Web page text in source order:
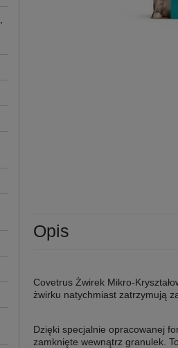
Opis
Covetrus Żwirek Mikro-
żwirku natychmiast zatrzymują
Dzięki specjalnie opracowanej
zamknięte wewnątrz granulek.